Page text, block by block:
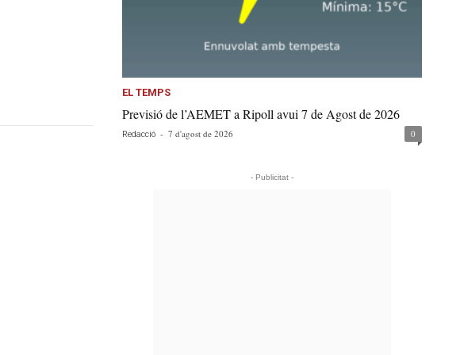
EL TEMPS
Previsió de l’AEMET a Ripoll avui 7 de Agost de 2026
Redacció - 7 d'agost de 2026 0
- Publicitat -